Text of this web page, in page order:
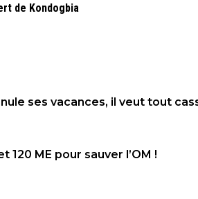
de Kondogbia
ses vacances, il veut tout
120 ME pour sauver l’OM !